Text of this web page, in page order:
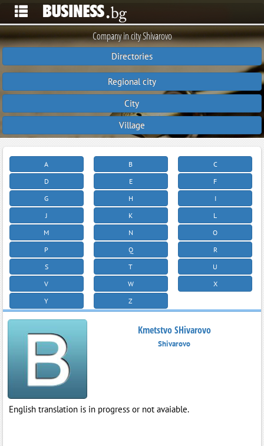
Company in city Shivarovo
Directories
Regional city
City
Village
A B
C
D
E
F
G
H
I
J
K
L
M
N
O
P
Q
R
S
T
U
V
W
X
Y
Z
Kmetstvo SHivarovo
Shivarovo
English translation is in progress or not avaiable.